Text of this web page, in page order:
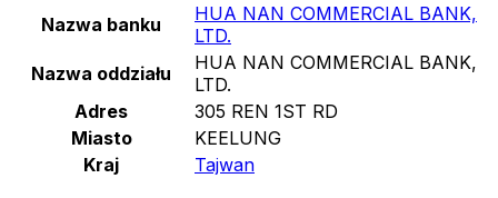
Nazwa banku
HUA NAN COMMERCIAL BANK,
LTD.
Nazwa oddziału
HUA NAN COMMERCIAL BANK,
LTD.
Adres
305 REN 1ST RD
Miasto
KEELUNG
Kraj
Tajwan